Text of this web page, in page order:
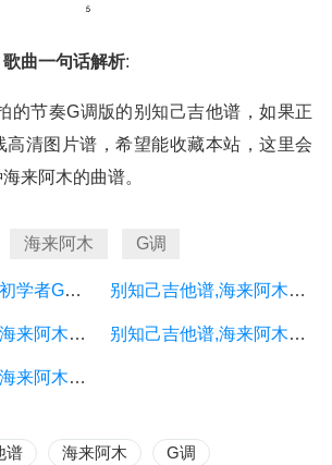
歌曲一句话解析:
的节奏G调版的别知己吉他谱，如果正
高清图片谱，希望能收藏本站，这里会
来阿木的曲谱。
海来阿木 G调
别知己吉他谱,初学者G调精选版,深蓝雨吉他编配,海来阿木版 别知己吉他谱,海来阿木歌曲,简单指弹教学简谱,深蓝雨吉他六线谱图片
别知己吉他谱,海来阿木歌曲,G调高清弹唱视频教学,附3张弹指六线简谱 别知己吉他谱,海来阿木歌曲,G调高清弹唱视频教学,附5张弹指六线简谱
别知己吉他谱,海来阿木歌曲,G调原版六线谱高清视频教学,附3张六线简谱
谱 海来阿木 G调